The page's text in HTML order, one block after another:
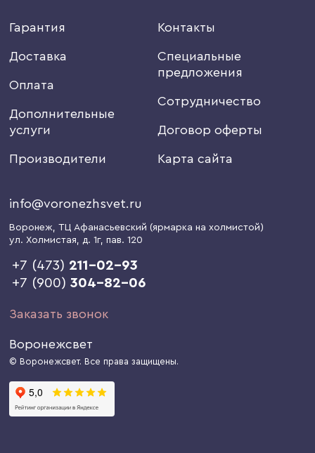
Гарантия
Доставка
Оплата
Дополнительные
услуги
Производители
Контакты
Специальные
предложения
Сотрудничество
Договор оферты
Карта сайта
info@voronezhsvet.ru
Воронеж, ТЦ Афанасьевский (ярмарка на холмистой)
ул. Холмистая, д. 1г, пав. 120
+7 (473) 211-02-93
+7 (900)304-82-06
Заказать звонок
Воронежсвет
© Воронежсвет. Все права защищены.